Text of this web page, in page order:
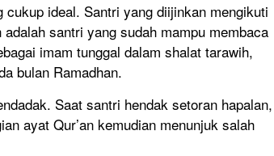
ideal. Santri yang diijinkan mengikuti
santri yang sudah mampu membaca
imam tunggal dalam shalat tarawih,
bulan Ramadhan.
Saat santri hendak setoran hapalan,
ayat Qur’an kemudian menunjuk salah